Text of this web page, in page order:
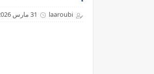
laaroubi 31 مارس 2026